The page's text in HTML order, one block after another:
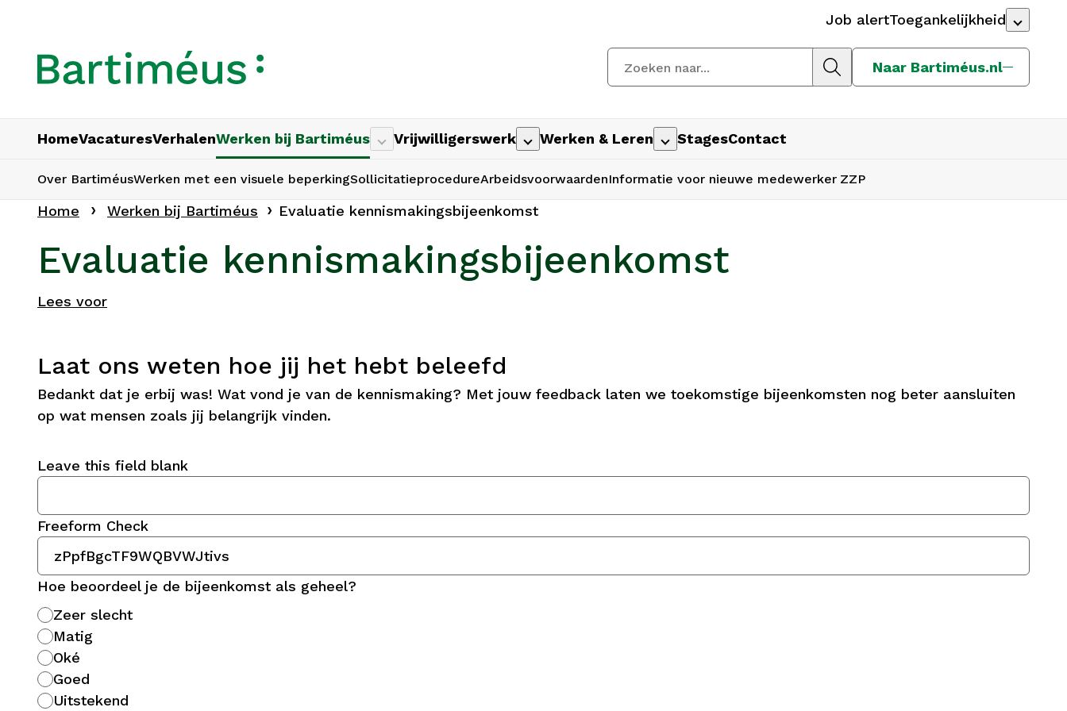
Job alertToegankelijkheid
Naar Bartiméus.nl
HomeVacaturesVerhalenWerken bij Bartiméus Vrijwilligerswerk Werken & Leren StagesContact
Over BartiméusWerken met een visuele beperkingSollicitatieprocedureArbeidsvoorwaardenInformatie voor nieuwe medewerker ZZP
Home Werken bij Bartiméus Evaluatie kennismakingsbijeenkomst
Evaluatie kennismakingsbijeenkomst
Lees voor
Laat ons weten hoe jij het hebt beleefd
Bedankt dat je erbij was! Wat vond je van de kennismaking? Met jouw feedback laten we toekomstige bijeenkomsten nog beter aansluiten
op wat mensen zoals jij belangrijk vinden.
Leave this field blank
Freeform Check
Hoe beoordeel je de bijeenkomst als geheel?
Zeer slecht
Matig
Oké
Goed
Uitstekend